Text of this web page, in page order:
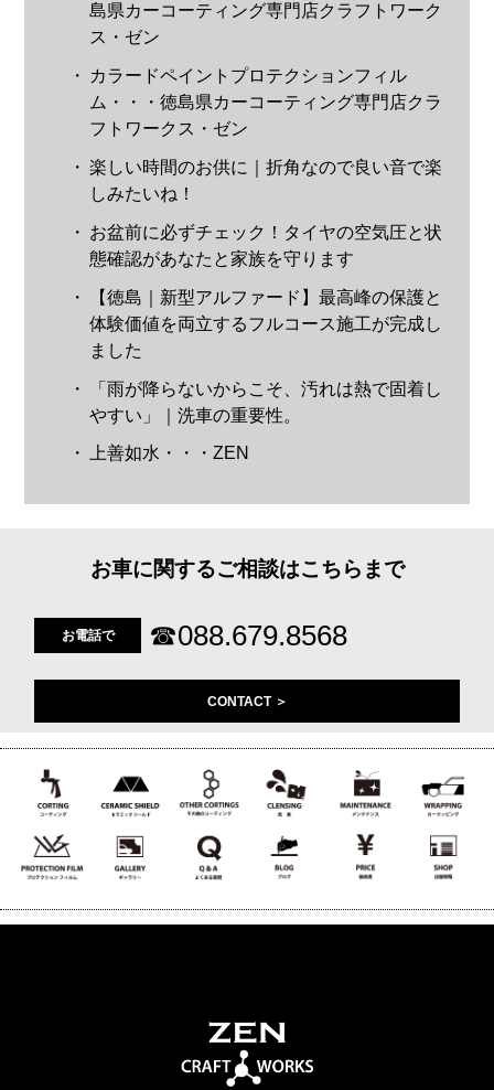
島県カーコーティング専門店クラフトワーク
ス・ゼン
・
カラードペイントプロテクションフィル
ム・・・徳島県カーコーティング専門店クラ
フトワークス・ゼン
・ 楽しい時間のお供に｜折角なので良い音で楽
しみたいね！
・ お盆前に必ずチェック！タイヤの空気圧と状
態確認があなたと家族を守ります
・
【徳島｜新型アルファード】最高峰の保護と
体験価値を両立するフルコース施工が完成し
ました
・
「雨が降らないからこそ、汚れは熱で固着し
やすい」｜洗車の重要性。
・ 上善如水・・・ZEN
お車に関するご相談はこちらまで
お電話で ☎088.679.8568
CONTACT ＞